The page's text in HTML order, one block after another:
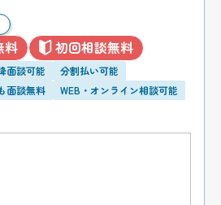
料 初回相談無料
面談可能
分割払い可能
面談無料
WEB・オンライン相談可能